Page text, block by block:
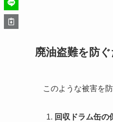
廃油盗難を防
このような被害を
回収ドラム缶の